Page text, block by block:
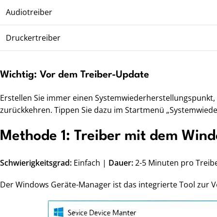
Audiotreiber
Druckertreiber
Wichtig: Vor dem Treiber-Update
Erstellen Sie immer einen
zurückkehren. Tippen Sie dazu im Startmenü
Methode 1: Treiber mit dem
Schwierigkeitsgrad: Einfach | Dauer:2-5 Minuten pro
Der Windows Geräte-Manager ist das integrierte Tool zur